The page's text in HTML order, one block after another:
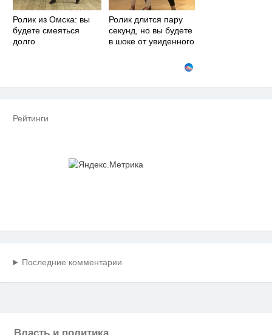
Ролик из Омска: вы
будете смеяться
долго
Ролик длится пару
секунд, но вы будете
в шоке от увиденного
Рейтинги
Последние комментарии
Власть и политика